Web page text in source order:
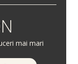
mai mari